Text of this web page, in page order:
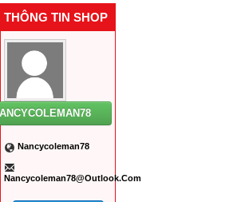
THÔNG TIN SHOP
Nancycoleman78
Nancycoleman78@outlook.com